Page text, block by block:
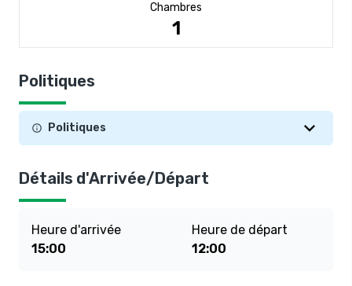
Chambres
1
Politiques
Politiques
Détails d'Arrivée/Départ
Heure d'arrivée
15:00
Heure de départ
12:00